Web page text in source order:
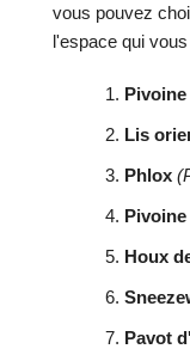
vous pouvez
l'espace qui
Pivoine
Lis
Phlox
Pivoine
Houx
Pavot